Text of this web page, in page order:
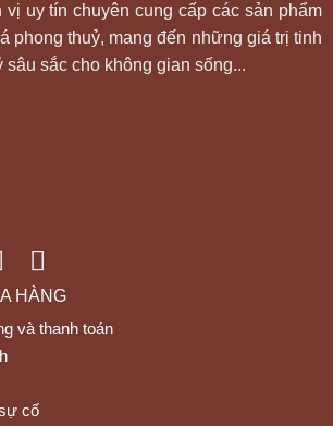
vị uy tín chuyên cung cấp các sản phẩm
phong thuỷ, mang đến những giá trị tinh
sâu sắc cho không gian sống...
HÀNG
và thanh toán
cố